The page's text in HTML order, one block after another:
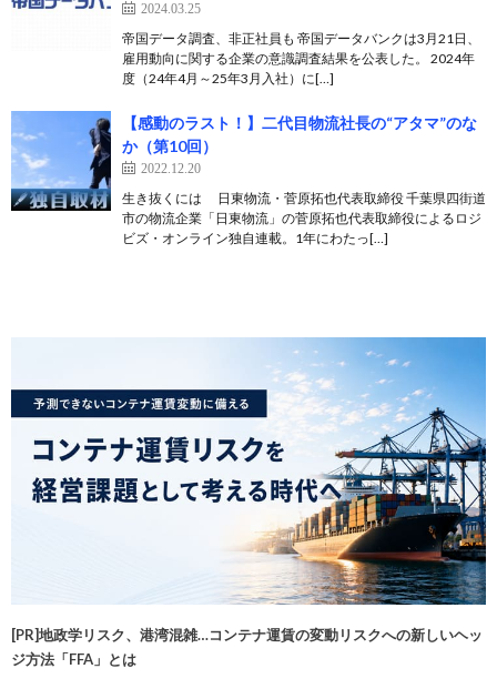
2024.03.25
帝国データ調査、非正社員も 帝国データバンクは3月21日、
雇用動向に関する企業の意識調査結果を公表した。 2024年
度（24年4月～25年3月入社）に[…]
【感動のラスト！】二代目物流社長の“アタマ”のな
か（第10回）
2022.12.20
生き抜くには 日東物流・菅原拓也代表取締役 千葉県四街道
市の物流企業「日東物流」の菅原拓也代表取締役によるロジ
ビズ・オンライン独自連載。1年にわたっ[…]
[PR]地政学リスク、港湾混雑…コンテナ運賃の変動リスクへの新しいヘッ
ジ方法「FFA」とは